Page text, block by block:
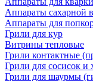
Аппараты сахарной
Аппараты для
Грили для кур
Витрины тепловые
Грили контактные
Грили для сосисок и
Грили для шаурмы